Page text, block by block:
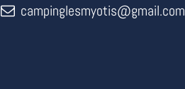
campinglesmyotis@gmail.com